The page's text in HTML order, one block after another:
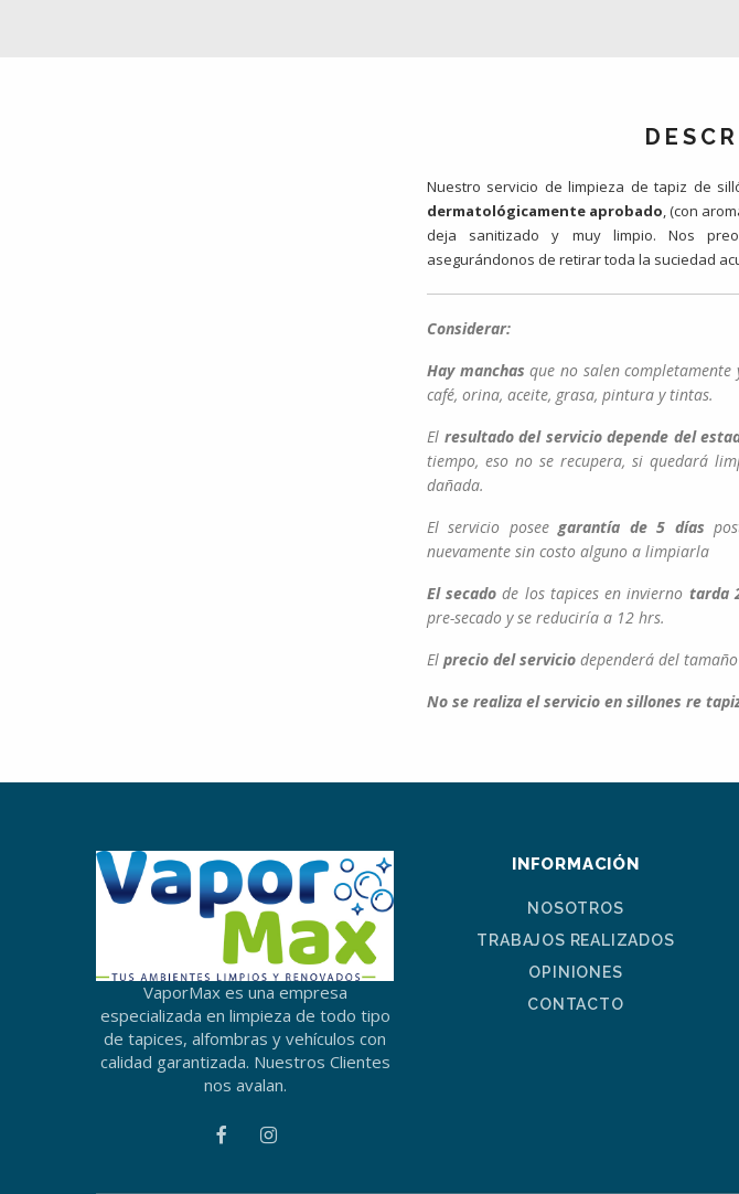
Nuestro servicio de limpieza de tapiz de
dermatológicamente aprobado, (con
deja sanitizado y muy limpio. Nos
asegurándonos de retirar toda la suciedad
Considerar:
Hay manchas que no salen completamente
café, orina, aceite, grasa, pintura y tintas.
El resultado del servicio depende del
tiempo, eso no se recupera, si quedará
dañada.
El servicio poseegarantía de 5 días
nuevamente sin costo alguno a limpiarla
El secado de los tapices en invierno tarda
pre-secado y se reduciría a 12 hrs.
El precio del servicio dependerá del
No se realiza el servicio en sillones re
VaporMax es una empresa
especializada en limpieza de todo tipo
de tapices, alfombras y vehículos con
calidad garantizada. Nuestros Clientes
nos avalan.
INFORMACIÓN
NOSOTROS
TRABAJOS REALIZADOS
OPINIONES
CONTACTO